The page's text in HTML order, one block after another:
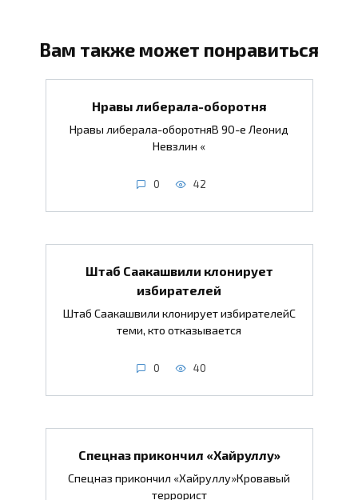
Вам также может понравиться
Нравы либерала-оборотня
Нравы либерала-оборотняВ 90-е Леонид
Невзлин «
0 42
Штаб Саакашвили клонирует
избирателей
Штаб Саакашвили клонирует избирателейС
теми, кто отказывается
0 40
Спецназ прикончил «Хайруллу»
Спецназ прикончил «Хайруллу»Кровавый
террорист